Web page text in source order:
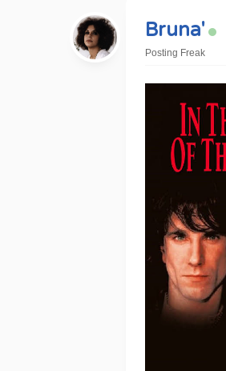
Bruna'
Posting Freak